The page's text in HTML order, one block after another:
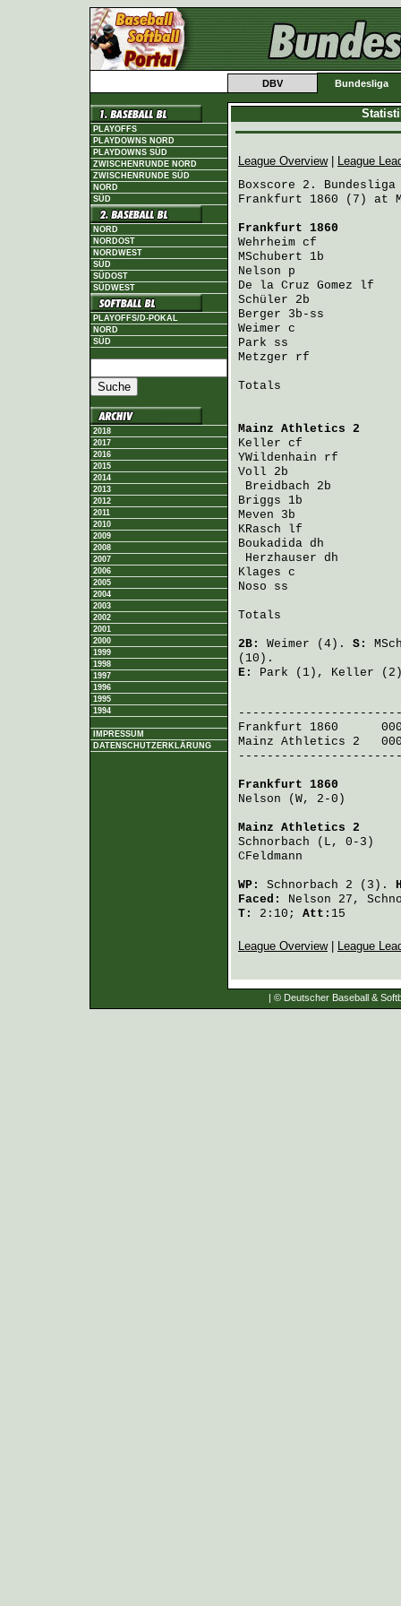
DBV Bundesliga
PLAYOFFS
PLAYDOWNS NORD
PLAYDOWNS SÜD
ZWISCHENRUNDE NORD
ZWISCHENRUNDE SÜD
NORD
SÜD
NORD
NORDOST
NORDWEST
SÜD
SÜDOST
SÜDWEST
PLAYOFFS/D-POKAL
NORD
SÜD
2018
2017
2016
2015
2014
2013
2012
2011
2010
2009
2008
2007
2006
2005
2004
2003
2002
2001
2000
1999
1998
1997
1996
1995
1994
IMPRESSUM
DATENSCHUTZERKLÄRUNG
League Overview|
League
Boxscore 2. Bundesliga
Frankfurt 1860 (7) at
Frankfurt 1860
Wehrheim cf
MSchubert 1b
Nelson p
De la Cruz Gomez lf
Schüler 2b
Berger 3b-ss
Weimer c
Park ss
Metzger rf
Totals
Mainz Athletics 2
Keller cf
YWildenhain rf
Voll 2b
Breidbach 2b
Briggs 1b
Meven 3b
KRasch lf
Boukadida dh
Herzhauser dh
Klages c
Noso ss
Totals
2B: Weimer (4). S:
(10).
E: Park (1), Keller
Frankfurt 1860
Mainz Athletics 2
Frankfurt 1860
Nelson (W, 2-0)
Mainz Athletics 2
Schnorbach (L, 0-3)
CFeldmann
WP: Schnorbach 2 (3).
Faced: Nelson 27,
T:
2:10; Att: 15
League Overview| League
| © Deutscher Baseball &